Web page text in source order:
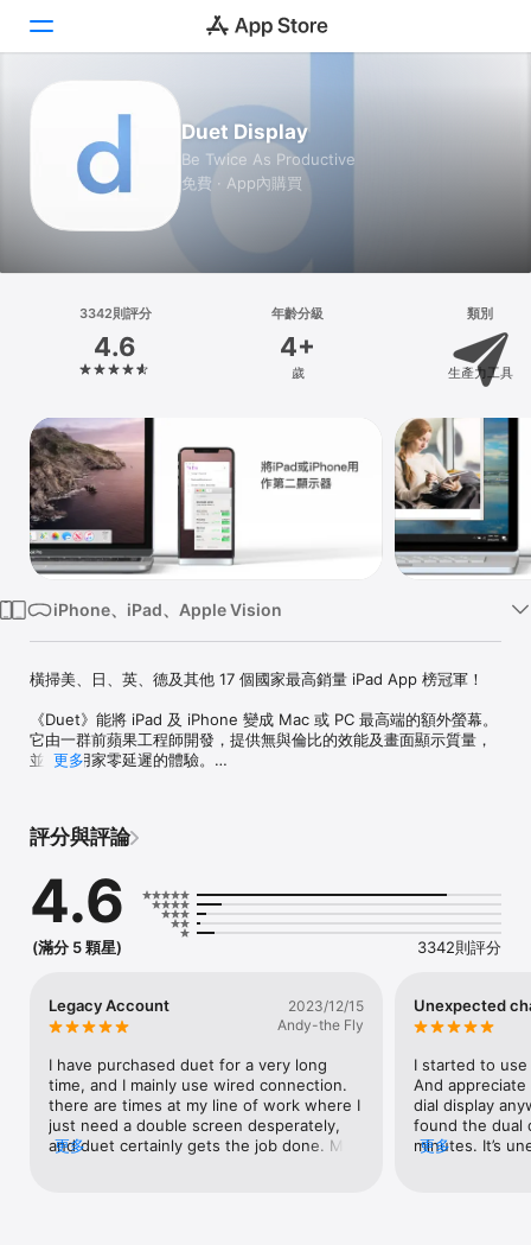
Today
遊戲
Arcade
搜尋
iPad
Mac
Vision
Watch
Duet Display
Be Twice As Productive
免費 · App內購買
3342則評分
4.6
年齡分級
4+
歲
類別
生產力工具
iPhone、iPad、Apple Vision
橫掃美、日、英、德及其他 17 個國家最高銷量 iPad App 榜冠軍！
《Duet》能將 iPad 及 iPhone 變成 Mac 或 PC 最高端的額外螢幕。
它由一群前蘋果工程師開發，提供無與倫比的效能及畫面顯示質量，
並帶給用家零延遲的體驗。
供一個便攜式的方式工作。
— 易懂易用 —
用家只要利用充電線將 iPad 連接電腦即可開始使用。免費的
《Duet》電腦 App 會自動偵測裝置，並將其變成高效能的觸控式螢
幕。
碼管理等問題。
透過觸控及手勢操控 Mac 或 PC，享受前所未有的互動體驗，包括雙
指滾動、平移與縮放。
— Apple Pencil 適用 —
有了《Duet Pro》，你可以將 iPad 及 Apple Pencil 變成一台專業的
更多
評分與評論
4.6
(滿分 5 顆星) 3342則評分
Legacy Account
2023/12/15
Andy-the Fly
I have purchased duet for a very long
time, and I mainly use wired connection.
there are times at my line of work where I
just need a double screen desperately,
and duet certainly gets the job done. My
更多
Unexpected
I started to
And
dial display
found the dual
minutes. It’s
更多